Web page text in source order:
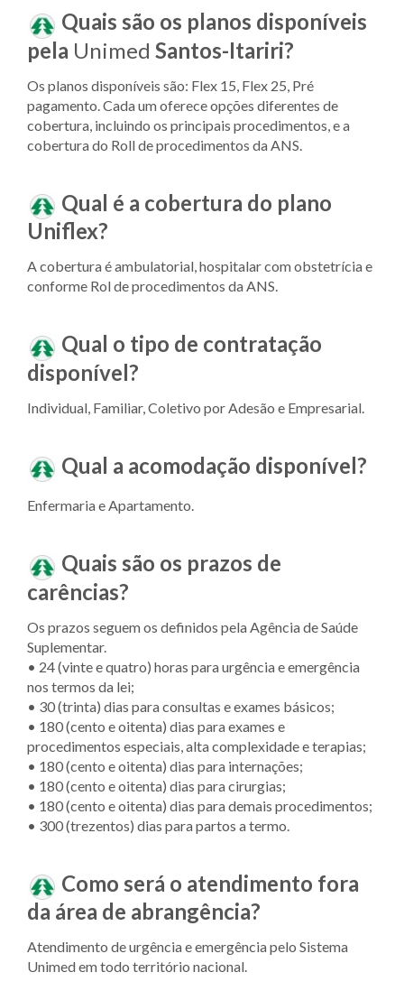
Quais são os planos disponíveis
pela Unimed Santos-Itariri?
Os planos disponíveis são: Flex 15, Flex 25, Pré
pagamento. Cada um oferece opções diferentes de
cobertura, incluindo os principais procedimentos, e a
cobertura do Roll de procedimentos da ANS.
Qual é a cobertura do plano
Uniflex?
A cobertura é ambulatorial, hospitalar com obstetrícia e
conforme Rol de procedimentos da ANS.
Qual o tipo de contratação
disponível?
Individual, Familiar, Coletivo por Adesão e Empresarial.
Qual a acomodação disponível?
Enfermaria e Apartamento.
Quais são os prazos de
carências?
Os prazos seguem os definidos pela Agência de Saúde
Suplementar.
• 24 (vinte e quatro) horas para urgência e emergência
nos termos da lei;
• 30 (trinta) dias para consultas e exames básicos;
• 180 (cento e oitenta) dias para exames e
procedimentos especiais, alta complexidade e terapias;
• 180 (cento e oitenta) dias para internações;
• 180 (cento e oitenta) dias para cirurgias;
• 180 (cento e oitenta) dias para demais procedimentos;
• 300 (trezentos) dias para partos a termo.
Como será o atendimento fora
da área de abrangência?
Atendimento de urgência e emergência pelo Sistema
Unimed em todo território nacional.